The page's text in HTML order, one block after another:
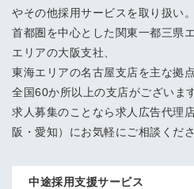
やその他採用サービスを取り扱い。
首都圏を中心とした関東一都三県
エリアの大阪支社、
東海エリアの名古屋支店を主な拠
全国60か所以上の支店がございます
求人募集のことなら求人広告代理
阪・愛知）にお気軽にご相談くださ
中途採用支援サービス